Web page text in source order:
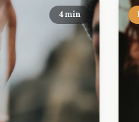
4 min